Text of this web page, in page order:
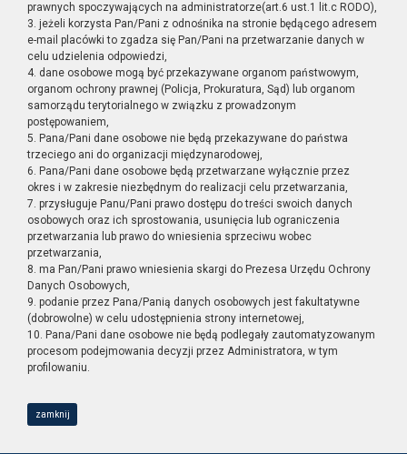
prawnych spoczywających na administratorze(art.6 ust.1 lit.c RODO),
3. jeżeli korzysta Pan/Pani z odnośnika na stronie będącego adresem
e-mail placówki to zgadza się Pan/Pani na przetwarzanie danych w
celu udzielenia odpowiedzi,
4. dane osobowe mogą być przekazywane organom państwowym,
organom ochrony prawnej (Policja, Prokuratura, Sąd) lub organom
samorządu terytorialnego w związku z prowadzonym
postępowaniem,
5. Pana/Pani dane osobowe nie będą przekazywane do państwa
trzeciego ani do organizacji międzynarodowej,
6. Pana/Pani dane osobowe będą przetwarzane wyłącznie przez
okres i w zakresie niezbędnym do realizacji celu przetwarzania,
7. przysługuje Panu/Pani prawo dostępu do treści swoich danych
osobowych oraz ich sprostowania, usunięcia lub ograniczenia
przetwarzania lub prawo do wniesienia sprzeciwu wobec
przetwarzania,
8. ma Pan/Pani prawo wniesienia skargi do Prezesa Urzędu Ochrony
Danych Osobowych,
9. podanie przez Pana/Panią danych osobowych jest fakultatywne
(dobrowolne) w celu udostępnienia strony internetowej,
10. Pana/Pani dane osobowe nie będą podlegały zautomatyzowanym
procesom podejmowania decyzji przez Administratora, w tym
profilowaniu.
zamknij